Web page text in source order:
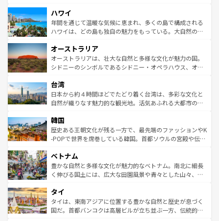
ば市内交通費無料で観光を楽しむこともできる。 なお、新
着のスイス情報はコンテンツ一覧 を参照してほしい。
のような巨大都市は、観光、ショッピング、エンターテイ
ンメントが詰まった刺激的なスポットだ。一方、アメリカ
西部には大自然が広がり、グランドキャニオンやイエロー
部のニューオーリンズでは、音楽と美食が融合した独特の
文化が魅力。旅行者はアメリカの各地域で異なる魅力を楽
しみながら、その多様性と豊かな歴史を感じることができ
ならではの贅沢な旅のスタイルだ。 なお、新着のアメリカ
情報はコンテンツ一覧を参照してほしい。
ハワイ
年間を通じて温暖な気候に恵まれ、多くの島で構成される
ハワイは、どの島も独自の魅力をもっている。大自然の神
ワイ島は見逃せない。また、定番の観光地といえばオアフ
島だが、静かな自然を求めるならマウイ島やカウアイ島が
おすすめ。エメラルドグリーンに輝く海をはじめ、豊かな
れるおもてなしの心で訪れる人々を迎えてくれるハワイの
人々、おいしいローカルフードやハワイアンミュージッ
ク、伝統的なフラダンスなど、すべてがハワイの魅力を彩
ワイを、存分に味わってほしい。 なお、新着のハワイ情報
はコンテンツ一覧を参照してほしい。
オーストラリア
オーストラリアは、壮大な自然と多様な文化が魅力の国。
シドニーのシンボルであるシドニー・オペラハウス、オー
リアリーフや大陸中央部にそびえるウルル（エアーズロッ
ク）、タスマニアの美しい原生林やケアンズの熱帯雨林な
ど、見どころがたくさん。また、カフェやワイン、オージ
いる。アクティビティも充実しており、サーフィンやダイ
ビング、ハイキングなど、アウトドア好きにはたまらな
い。オーストラリアの多彩な魅力を存分に味わいつくそ
参照してほしい。
台湾
日本から約４時間ほどでたどり着く台湾は、多彩な文化と
自然が織りなす魅力的な観光地。活気あふれる大都市の台
ン）、静ひつな山岳地帯である台湾東部など、都市の喧騒
と山間の静けさが共存しており、訪れる人に新しい発見と
驚きをもたらしてくれる。また、奥深い台湾の食文化も魅
容にもいいと評判のスイーツなど、バラエティ豊かな料理
が味わえる。 なお、新着の台湾情報は コンテンツ一覧を参
照してほしい。
韓国
歴史ある王朝文化が残る一方で、最先端のファッションやK
-POPで世界を席巻している韓国。首都ソウルの宮殿や伝統
き、地方に足を延ばせば四季折々の自然美を楽しむことが
できる。そして、キムチや焼肉、絶品のストリートフード
まで、さまざまな韓国料理が待っている。夜には、韓国な
リティに包まれながら、韓国の多彩な魅力を心ゆくまで味
わってみてほしい。 なお、新着の韓国情報はコンテンツ一
覧を参照してほしい。
ベトナム
豊かな自然と多様な文化が魅力的なベトナム。南北に細長
く伸びる国土には、広大な田園風景や青々とした山々、世
急速な発展と共に伝統が息づく。ハノイの古い町並みやホ
ーチミン市のフランス統治時代の建物も、独特の雰囲気を
醸し出している。また、バラエティの豊かさとおいしさで
タイ
タイは、東南アジアに位置する豊かな自然と歴史が息づく
国だ。首都バンコクは高層ビルが立ち並ぶ一方、伝統的な